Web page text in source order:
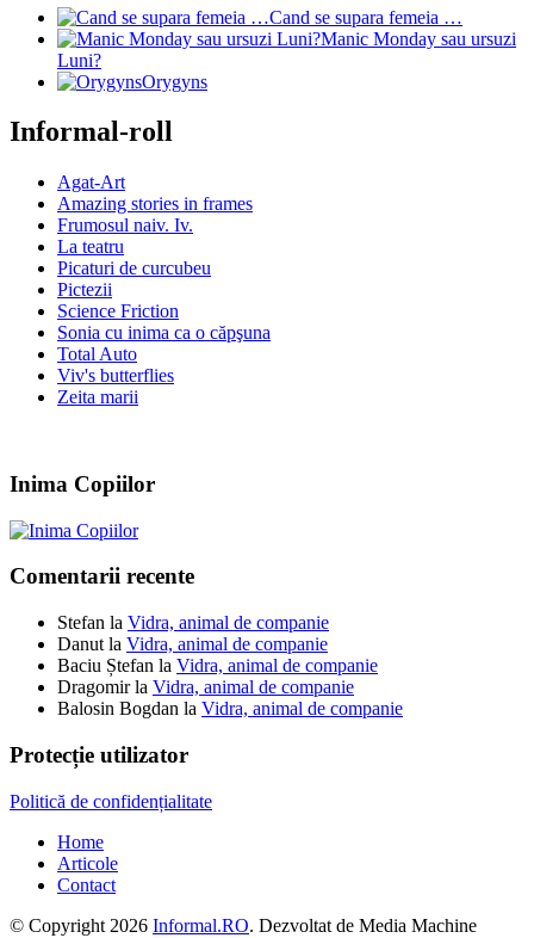
Cand se supara femeia …
Manic Monday sau ursuzi
Luni?
Orygyns
Informal-roll
Agat-Art
Amazing stories in frames
Frumosul naiv. Iv.
La teatru
Picaturi de curcubeu
Pictezii
Science Friction
Sonia cu inima ca o căpşuna
Total Auto
Viv's butterflies
Zeita marii
Inima Copiilor
Comentarii recente
Stefan la Vidra, animal de companie
Danut la Vidra, animal de companie
Baciu Ștefan la Vidra, animal de companie
Dragomirla Vidra, animal de companie
Balosin Bogdan la Vidra, animal de companie
Protecție utilizator
Politică de confidențialitate
Home
Articole
Contact
© Copyright 2026 Informal.RO. Dezvoltat de Media Machine